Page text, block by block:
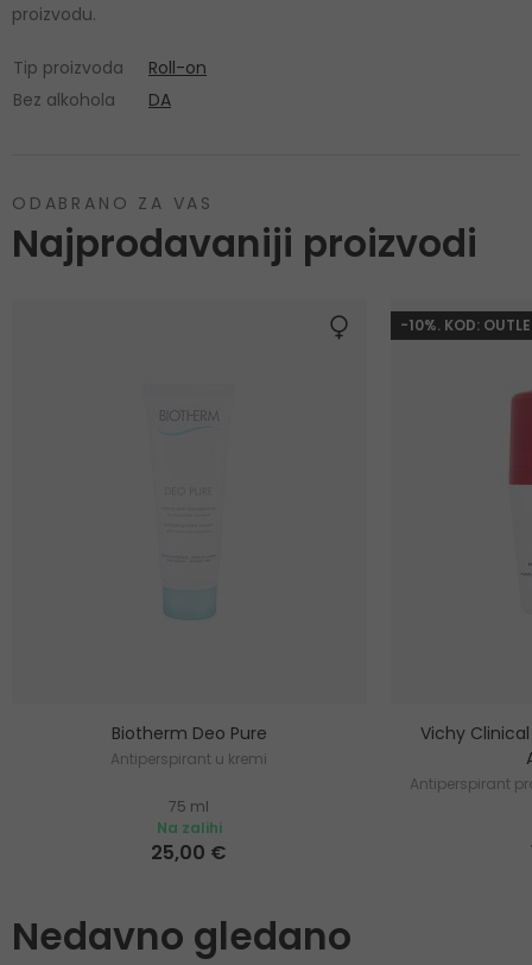
proizvodu.
Tip proizvoda
Roll-on
Bez alkohola
DA
ODABRANO ZA VAS
Najprodavaniji proizvodi
Biotherm Deo Pure
Antiperspirant u kremi
75 ml
Na zalihi
25,00 €
-10%. KOD:
Vichy
Antiperspirant
Nedavno gledano